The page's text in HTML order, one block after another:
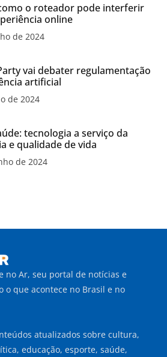
o roteador pode interferir
online
de 2024
vai debater regulamentação
artificial
de 2024
tecnologia a serviço da
e qualidade de vida
de 2024
no Ar, seu portal de notícias e
o que acontece no Brasil e no
atualizados sobre cultura,
educação, esporte, saúde,